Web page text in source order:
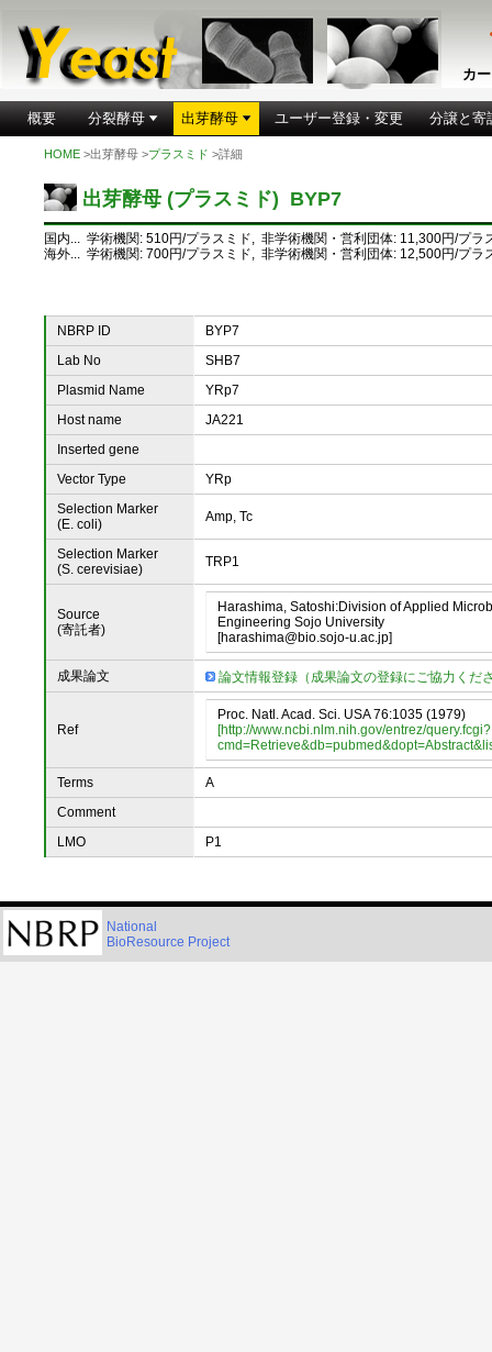
カ
概要 分裂酵母 出芽酵母 ユーザー登録・変更 分譲と寄
HOME >出芽酵母 >プラスミド >詳細
出芽酵母 (プラスミド) BYP7
国内... 学術機関: 510円/プラスミド, 非学術機関・営利団体: 11,300円/プラ
海外... 学術機関: 700円/プラスミド, 非学術機関・営利団体: 12,500円/プラ
NBRP ID
BYP7
Lab No
SHB7
Plasmid Name
YRp7
Host name
JA221
Inserted gene
Vector Type
YRp
Selection Marker
(E. coli)
Amp, Tc
Selection Marker
(S. cerevisiae)
TRP1
Source
(寄託者)
Harashima, Satoshi:Division of Applied
Engineering Sojo University
[harashima@bio.sojo-u.ac.jp]
成果論文 論文情報登録（成果論文の登録にご協力くだ
Ref
Proc. Natl. Acad. Sci. USA 76:1035 (1979)
[http://www.ncbi.nlm.nih.gov/entrez/query.fcgi?
Terms
A
Comment
LMO
P1
National
BioResource Project